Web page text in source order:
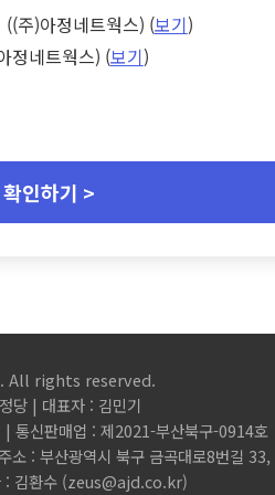
주)아정네트웍스) (보기)
정네트웍스) (보기)
인하기 >
All rights reserved.
당 | 대표자 : 김민기
통신판매업 : 제2021-부산북구-0914호
: 부산광역시 북구 금곡대로8번길 33,
: 김환수 (zeus@ajd.co.kr)